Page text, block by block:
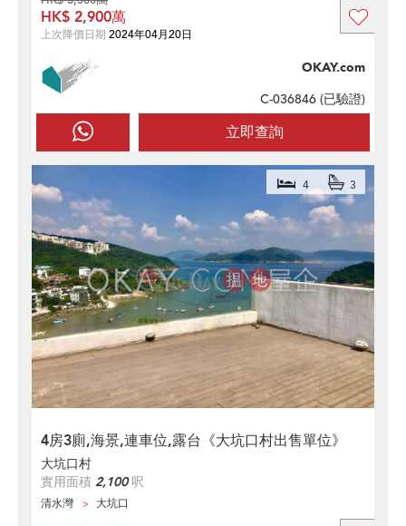
立即查詢
OKAY.com
C-036846 (已驗證)
HK$ 2,900萬
上次降價日期 2024年04月20日
4房3廁,海景,連車位,露台《大坑口村出售單位》
4 3
大坑口村
實用面積 2,100呎
清水灣 大坑口